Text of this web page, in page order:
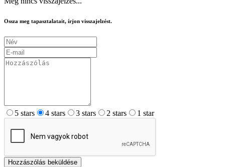
Ossza meg tapasztalatait, írjon visszajelzést.
5 stars 4 stars 3 stars 2 stars 1 star
Hozzászólás beküldése